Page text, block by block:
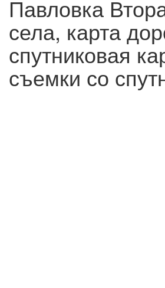
Павловка
села, карта
спутниковая
съемки со